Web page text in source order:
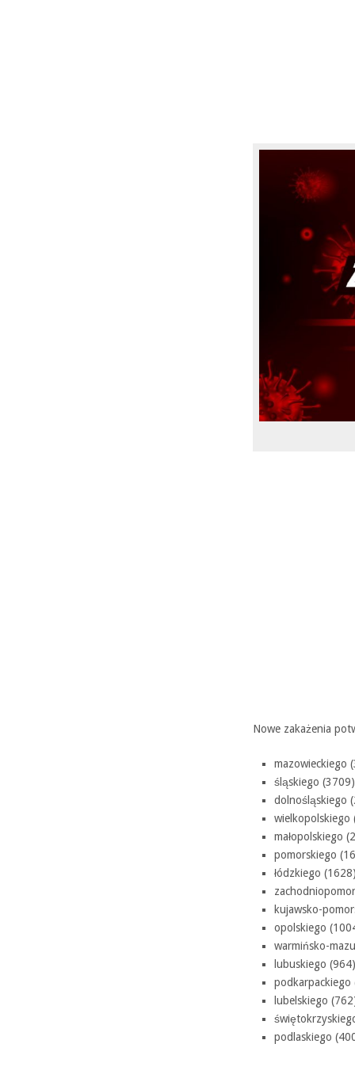
Nowe zakażenia
mazowieckiego
śląskiego
dolnośląskiego
wielkopolskiego
małopolskiego
pomorskiego
łódzkiego
kujawsko-
opolskiego
warmińsko-
lubuskiego
podkarpackiego
lubelskiego
podlaskiego